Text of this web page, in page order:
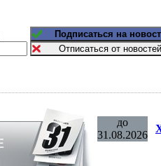
до
31.08.2026